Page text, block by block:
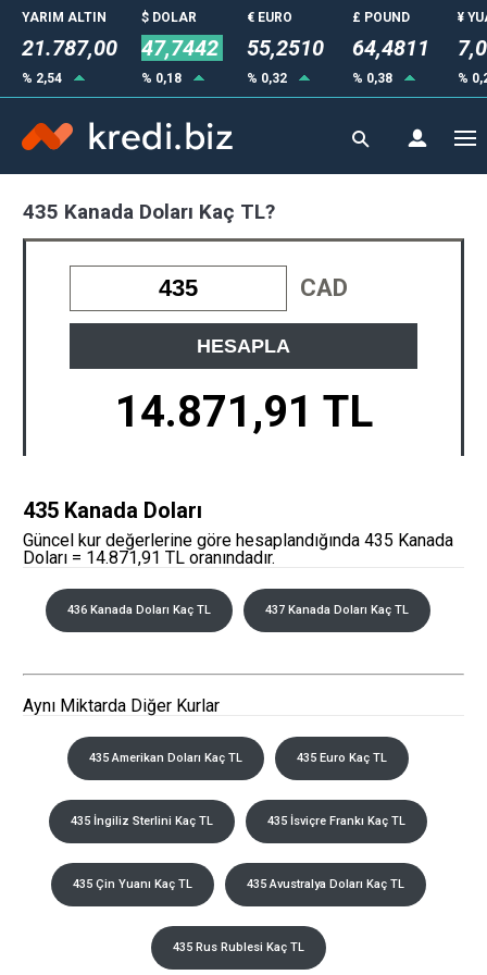
YARIM ALTIN
21.787,00
% 2,54
$ DOLAR
47,7442
% 0,18
€ EURO
55,2510
% 0,32
£ POUND
64,4811
% 0,38
¥
%
435 Kanada Doları Kaç TL?
CAD
HESAPLA
14.871,91 TL
435 Kanada Doları
Güncel kur değerlerine göre hesaplandığında 435 Kanada
Doları = 14.871,91 TL oranındadır.
436 Kanada Doları Kaç TL 437 Kanada Doları Kaç TL
Aynı Miktarda Diğer Kurlar
435 Amerikan Doları Kaç TL 435 Euro Kaç TL
435 İngiliz Sterlini Kaç TL 435 İsviçre Frankı Kaç TL
435 Çin Yuanı Kaç TL 435 Avustralya Doları Kaç TL
435 Rus Rublesi Kaç TL